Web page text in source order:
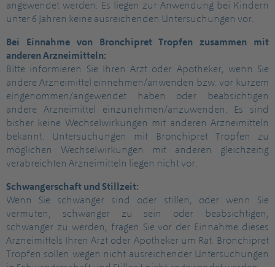
angewendet werden. Es liegen zur Anwendung bei Kindern
unter 6 Jahren keine ausreichenden Untersuchungen vor.
Bei Einnahme von Bronchipret Tropfen zusammen mit
anderen Arzneimitteln:
Bitte informieren Sie Ihren Arzt oder Apotheker, wenn Sie
andere Arzneimittel einnehmen/anwenden bzw. vor kurzem
eingenommen/angewendet haben oder beabsichtigen
andere Arzneimittel einzunehmen/anzuwenden. Es sind
bisher keine Wechselwirkungen mit anderen Arzneimitteln
bekannt. Untersuchungen mit Bronchipret Tropfen zu
möglichen Wechselwirkungen mit anderen gleichzeitig
verabreichten Arzneimitteln liegen nicht vor.
Schwangerschaft und Stillzeit:
Wenn Sie schwanger sind oder stillen, oder wenn Sie
vermuten, schwanger zu sein oder beabsichtigen,
schwanger zu werden, fragen Sie vor der Einnahme dieses
Arzneimittels Ihren Arzt oder Apotheker um Rat. Bronchipret
Tropfen sollen wegen nicht ausreichender Untersuchungen